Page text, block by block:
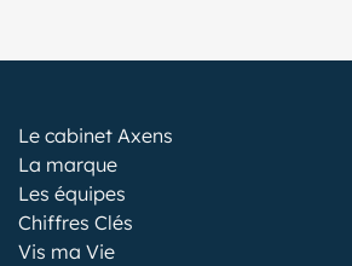
Le cabinet Axens
La marque
Les équipes
Chiffres Clés
Vis ma Vie